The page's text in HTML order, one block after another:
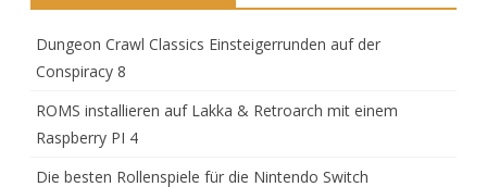
Dungeon Crawl Classics Einsteigerrunden auf der
Conspiracy 8
ROMS installieren auf Lakka & Retroarch mit einem
Raspberry PI 4
Die besten Rollenspiele für die Nintendo Switch